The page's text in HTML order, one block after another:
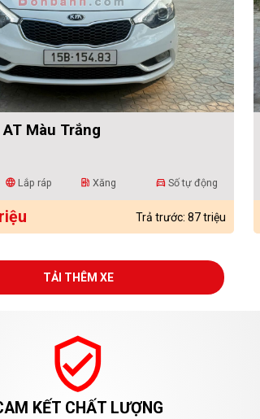
Màu Trắng
language Lắp ráp ev_station Xăng directions_car Số tự động
Trả trước: 87 triệu
TẢI THÊM XE
verified_user
KẾT CHẤT LƯỢNG